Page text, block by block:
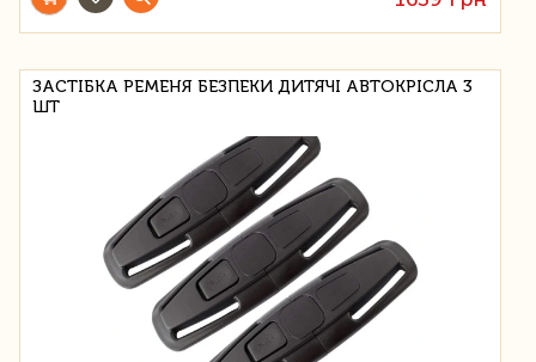
ЗАСТІБКА РЕМЕНЯ БЕЗПЕКИ ДИТЯЧІ АВТОКРІСЛА 3
ШТ